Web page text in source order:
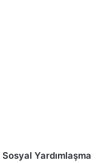
Sosyal Yardımlaşma